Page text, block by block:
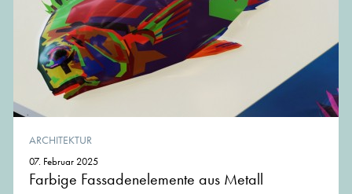
ARCHITEKTUR
07. Februar 2025
Farbige Fassadenelemente aus Metall